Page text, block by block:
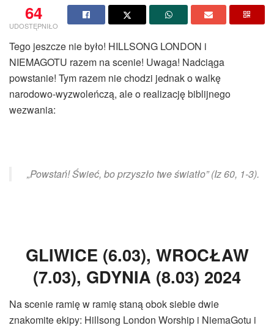
64
UDOSTĘPNIŁO
Tego jeszcze nie było! HILLSONG LONDON i
NIEMAGOTU razem na scenie! Uwaga! Nadciąga
powstanie! Tym razem nie chodzi jednak o walkę
narodowo-wyzwoleńczą, ale o realizację biblijnego
wezwania:
„Powstań! Świeć, bo przyszło twe światło” (Iz 60, 1-3).
GLIWICE (6.03), WROCŁAW
(7.03), GDYNIA (8.03) 2024
Na scenie ramię w ramię staną obok siebie dwie
znakomite ekipy: Hillsong London Worship i NiemaGotu i